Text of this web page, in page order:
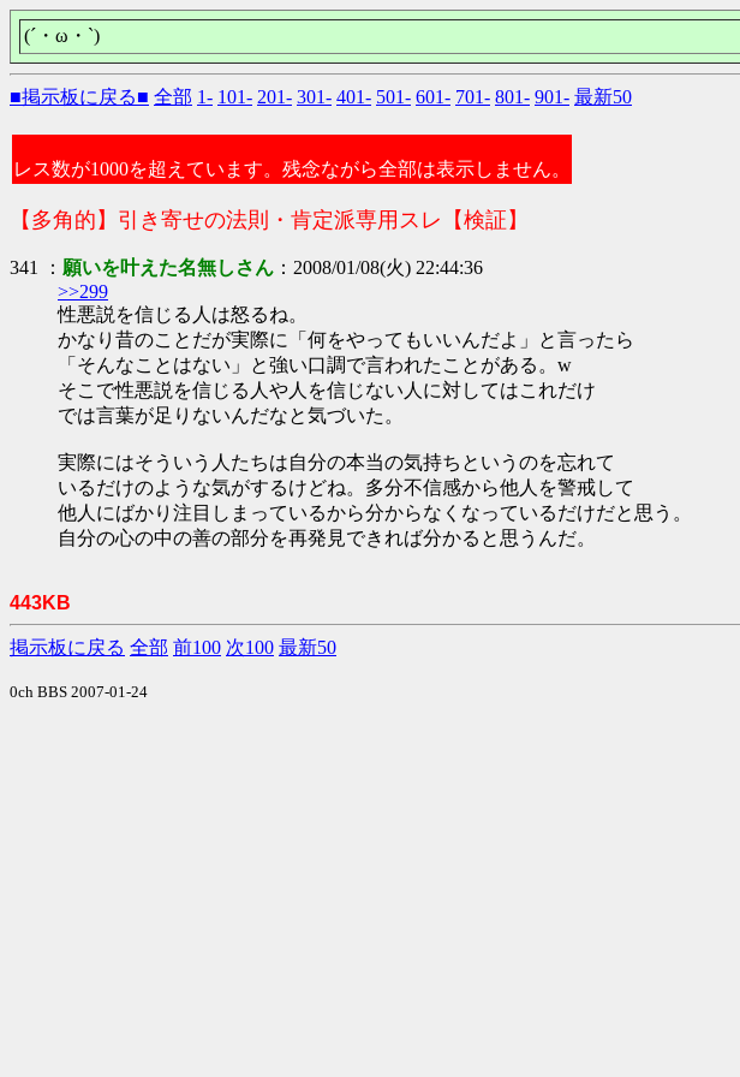
(´・ω・`)
■掲示板に戻る■ 全部 1- 101- 201- 301- 401- 501- 601- 701- 801- 901- 最新50
レス数が1000を超えています。残念ながら全部は表示しません。
【多角的】引き寄せの法則・肯定派専用スレ【検証】
341 ： 願いを叶えた名無しさん ：2008/01/08(火) 22:44:36
>>299
性悪説を信じる人は怒るね。
かなり昔のことだが実際に「何をやってもいいんだよ」と言ったら
「そんなことはない」と強い口調で言われたことがある。w
そこで性悪説を信じる人や人を信じない人に対してはこれだけ
では言葉が足りないんだなと気づいた。
実際にはそういう人たちは自分の本当の気持ちというのを忘れて
いるだけのような気がするけどね。多分不信感から他人を警戒して
他人にばかり注目しまっているから分からなくなっているだけだと思う。
自分の心の中の善の部分を再発見できれば分かると思うんだ。
443KB
掲示板に戻る 全部 前100 次100 最新50
0ch BBS 2007-01-24